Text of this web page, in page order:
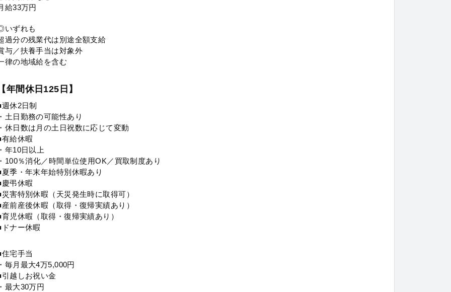
給33万円
いずれも
過分の残業代は別途全額支給
与／扶養手当は対象外
律の地域給を含む
年間休日125日】
休2日制
土日勤務の可能性あり
休日数は月の土日祝数に応じて変動
有給休暇
年10日以上
100％消化／時間単位使用OK／買取制度あり
夏季・年末年始特別休暇あり
慶弔休暇
災害特別休暇（天災発生時に取得可）
産前産後休暇（取得・復帰実績あり）
育児休暇（取得・復帰実績あり）
ドナー休暇
住宅手当
毎月最大4万5,000円
引越しお祝い金
最大30万円